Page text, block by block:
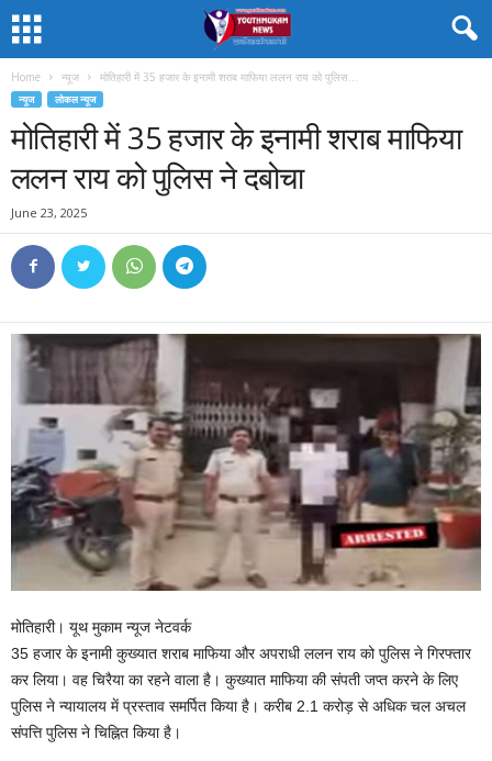
Home न्यूज मोतिहारी में 35 हजार के इनामी शराब माफिया ललन राय को पुलिस...
न्यूज लोकल न्यूज
मोतिहारी में 35 हजार के इनामी शराब माफिया
ललन राय को पुलिस ने दबोचा
June 23, 2025
मोतिहारी। यूथ मुकाम न्यूज नेटवर्क
35 हजार के इनामी कुख्यात शराब माफिया और अपराधी ललन राय को पुलिस ने गिरफ्तार
कर लिया। वह चिरैया का रहने वाला है। कुख्यात माफिया की संपती जप्त करने के लिए
पुलिस ने न्यायालय में प्रस्ताव समर्पित किया है। करीब 2.1 करोड़ से अधिक चल अचल
संपत्ति पुलिस ने चिह्नित किया है।